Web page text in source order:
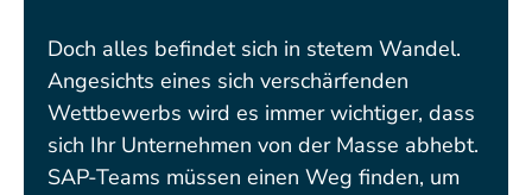
Doch alles befindet sich in stetem Wandel.
Angesichts eines sich verschärfenden
Wettbewerbs wird es immer wichtiger, dass
sich Ihr Unternehmen von der Masse abhebt.
SAP-Teams müssen einen Weg finden, um